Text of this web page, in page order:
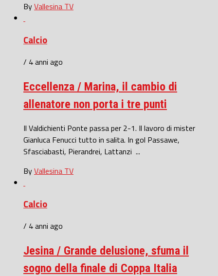
ByVallesina TV
Calcio
/ 4 anni ago
Eccellenza / Marina, il cambio di
allenatore non porta i tre punti
Il Valdichienti Ponte passa per 2-1. Il lavoro di mister
Gianluca Fenucci tutto in salita. In gol Passawe,
Sfasciabasti, Pierandrei, Lattanzi ...
ByVallesina TV
Calcio
/ 4 anni ago
Jesina / Grande delusione, sfuma il
sogno della finale di Coppa Italia